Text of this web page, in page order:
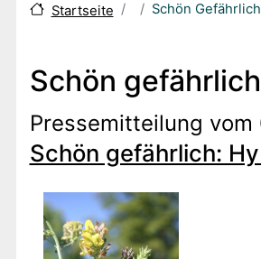
Startseite Schön
Schön
Pressemitteilung
Schön gefährlich: